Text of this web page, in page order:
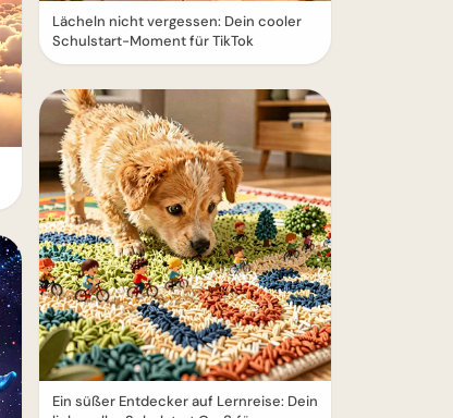
Lächeln nicht vergessen: Dein cooler
Schulstart-Moment für TikTok
Ein süßer Entdecker auf Lernreise: Dein